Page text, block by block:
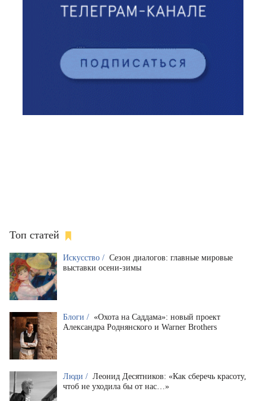
Топ статей
Искусство / Сезон диалогов: главные мировые
выставки осени-зимы
Блоги / «Охота на Саддама»: новый проект
Александра Роднянского и Warner Brothers
Люди / Леонид Десятников: «Как сберечь красоту,
чтоб не уходила бы от нас…»